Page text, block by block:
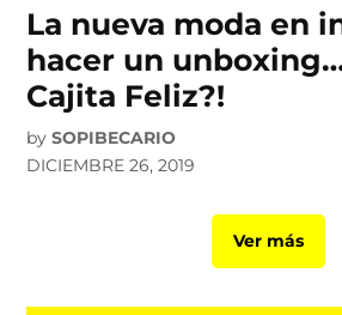
La nueva moda en
hacer un unboxing…
Cajita Feliz?!
by SOPIBECARIO
DICIEMBRE 26, 2019
Ver más